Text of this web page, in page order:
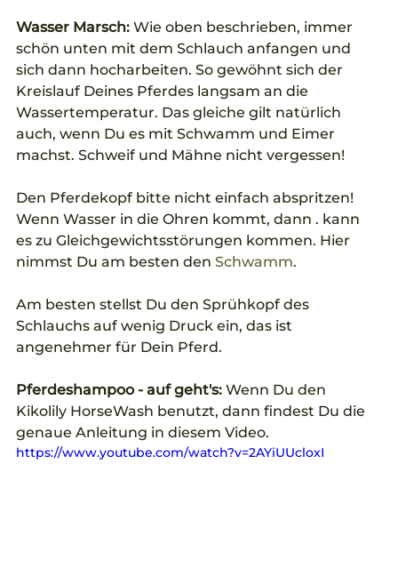
Wasser Marsch: Wie oben beschrieben, immer
schön unten mit dem Schlauch anfangen und
sich dann hocharbeiten. So gewöhnt sich der
Kreislauf Deines Pferdes langsam an die
Wassertemperatur. Das gleiche gilt natürlich
auch, wenn Du es mit Schwamm und Eimer
machst. Schweif und Mähne nicht vergessen!
Den Pferdekopf bitte nicht einfach abspritzen!
Wenn Wasser in die Ohren kommt, dann . kann
es zu Gleichgewichtsstörungen kommen. Hier
nimmst Du am besten den Schwamm.
Am besten stellst Du den Sprühkopf des
Schlauchs auf wenig Druck ein, das ist
angenehmer für Dein Pferd.
Pferdeshampoo - auf geht's: Wenn Du den
Kikolily HorseWash benutzt, dann findest Du die
genaue Anleitung in diesem Video.
https://www.youtube.com/watch?v=2AYiUUcloxI